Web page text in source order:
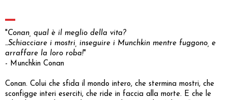
"Conan, qual è il meglio della vita?
...Schiacciare i mostri, inseguire i Munchkin mentre fuggono, e
arraffare la loro roba!"
- Munchkin Conan
Conan. Colui che sfida il mondo intero, che stermina mostri, che
sconfigge interi eserciti, che ride in faccia alla morte. E che le